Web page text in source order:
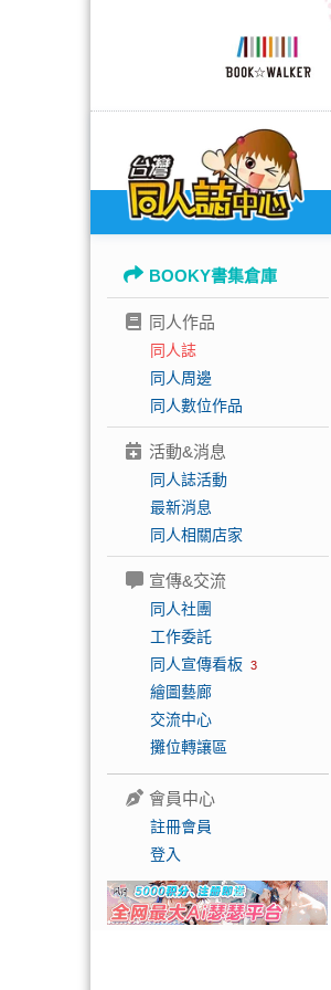
BOOKY書集倉庫
同人作品
同人誌
同人周邊
同人數位作品
活動&消息
同人誌活動
最新消息
同人相關店家
宣傳&交流
同人社團
工作委託
同人宣傳看板 3
繪圖藝廊
交流中心
攤位轉讓區
會員中心
註冊會員
登入